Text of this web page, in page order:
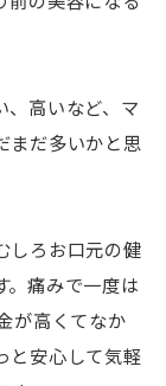
、高いなど、マ
まだ多いかと思
しろお口元の健
。痛みで一度は
が高くてなか
と安心して気軽